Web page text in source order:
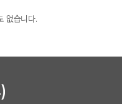
없습니다.